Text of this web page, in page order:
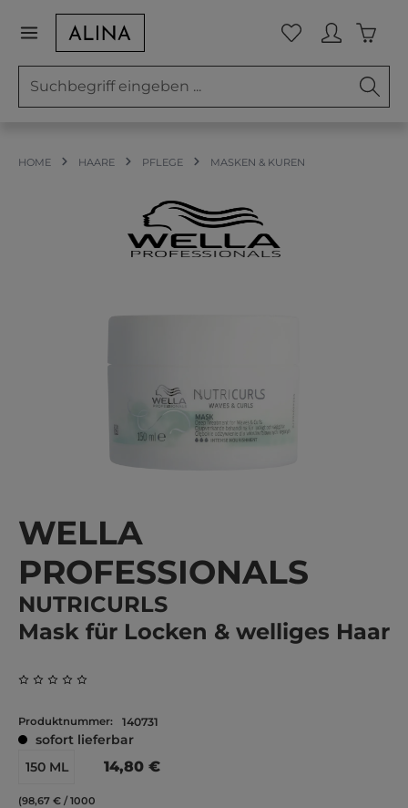
Zum Hauptinhalt springen Du hast 0
HOME HAARE PFLEGE MASKEN & KUREN
WELLA
PROFESSIONALS
NUTRICURLS
Mask für Locken & welliges Haar
Produktnummer: 140731
sofort lieferbar
150 ML
(98,67 € / 1000
14,80 €